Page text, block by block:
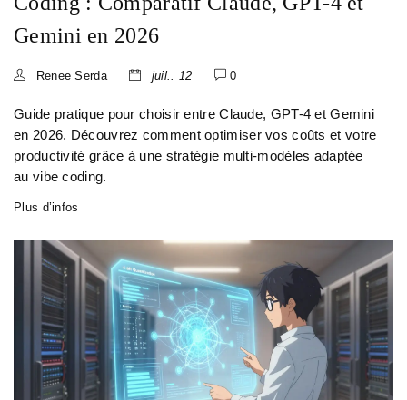
Gemini en 2026
Renee Serda juil.. 12 0
Guide pratique pour choisir entre Claude, GPT-4 et Gemini
en 2026. Découvrez comment optimiser vos coûts et votre
productivité grâce à une stratégie multi-modèles adaptée
au vibe coding.
Plus d’infos